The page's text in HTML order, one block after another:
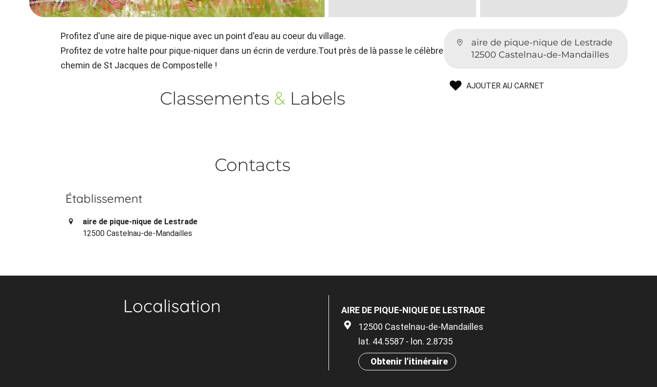
aire de pique-nique de Lestrade
12500 Castelnau-de-Mandailles
AJOUTER AU CARNET
Profitez d'une aire de pique-nique avec un point d'eau au coeur du village.
Profitez de votre halte pour pique-niquer dans un écrin de verdure.Tout près de là passe le célèbre
chemin de St Jacques de Compostelle !
Classements & Labels
Contacts
Établissement
aire de pique-nique de Lestrade
12500 Castelnau-de-Mandailles
Localisation
AIRE DE PIQUE-NIQUE DE LESTRADE
12500 Castelnau-de-Mandailles
lat. 44.5587 - lon. 2.8735
Obtenir l'itinéraire